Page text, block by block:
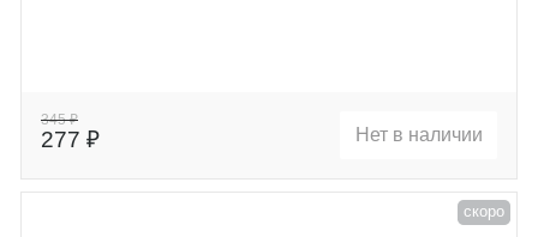
345 ₽
277 ₽ Нет в наличии
скоро